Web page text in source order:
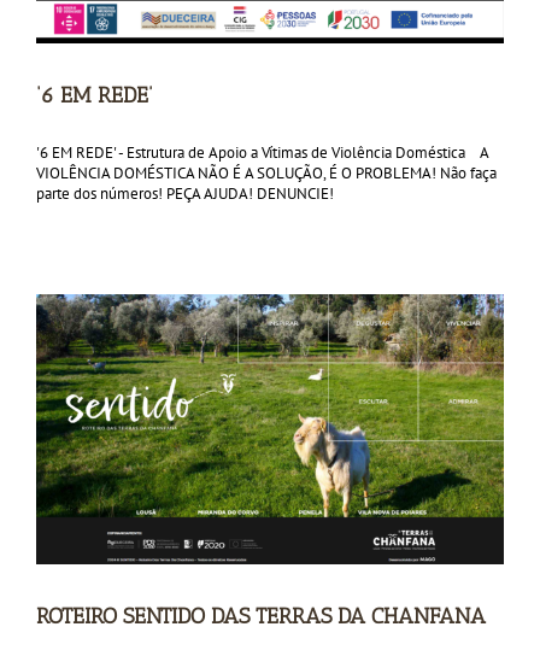
‘6 EM REDE’
'6 EM REDE' - Estrutura de Apoio a Vítimas de Violência Doméstica A
VIOLÊNCIA DOMÉSTICA NÃO É A SOLUÇÃO, É O PROBLEMA! Não faça
parte dos números! PEÇA AJUDA! DENUNCIE!
ROTEIRO SENTIDO DAS TERRAS DA CHANFANA